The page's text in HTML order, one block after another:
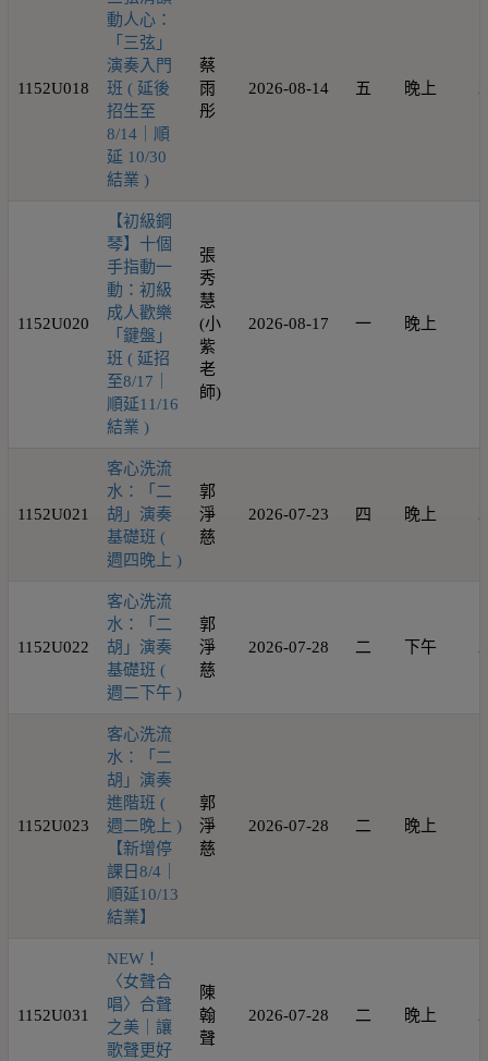
1152U018
動人心：
「三弦」
演奏入門
班 ( 延後
招生至
8/14｜順
延 10/30
結業 )
蔡
雨
彤
2026-08-14 五 晚上
1152U020
【初級鋼
琴】十個
手指動一
動：初級
成人歡樂
「鍵盤」
班 ( 延招
至8/17｜
順延11/16
結業 )
張
秀
慧
(小
紫
老
師)
2026-08-17 一 晚上
1152U021
客心洗流
水：「二
胡」演奏
基礎班 (
週四晚上 )
郭
淨
慈
2026-07-23 四 晚上
1152U022
客心洗流
水：「二
胡」演奏
基礎班 (
週二下午 )
郭
淨
慈
2026-07-28 二 下午
1152U023
客心洗流
水：「二
胡」演奏
進階班 (
週二晚上 )
【新增停
課日8/4｜
順延10/13
結業】
郭
淨
慈
2026-07-28 二 晚上
1152U031
NEW！
〈女聲合
唱〉合聲
之美｜讓
歌聲更好
陳
翰
聲
2026-07-28 二 晚上